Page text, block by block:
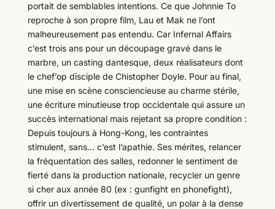
portait de semblables intentions. Ce que Johnnie To
reproche à son propre film, Lau et Mak ne l’ont
malheureusement pas entendu. Car Infernal Affairs
c’est trois ans pour un découpage gravé dans le
marbre, un casting dantesque, deux réalisateurs dont
le chef’op disciple de Chistopher Doyle. Pour au final,
une mise en scène consciencieuse au charme stérile,
une écriture minutieuse trop occidentale qui assure un
succès international mais rejetant sa propre condition :
Depuis toujours à Hong-Kong, les contraintes
stimulent, sans… c’est l’apathie. Ses mérites, relancer
la fréquentation des salles, redonner le sentiment de
fierté dans la production nationale, recycler un genre
si cher aux année 80 (ex : gunfight en phonefight),
offrir un divertissement de qualité, un polar à la dense